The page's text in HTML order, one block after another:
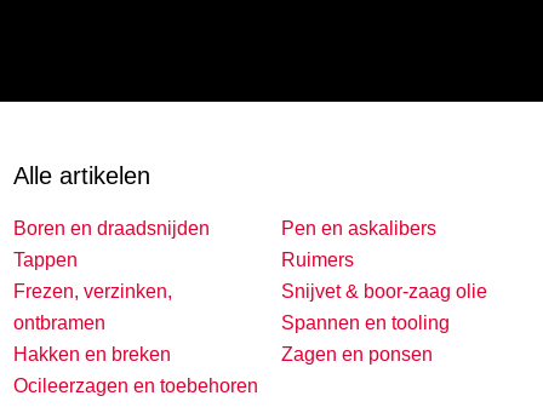
Alle artikelen
Boren en draadsnijden
Tappen
Frezen, verzinken,
ontbramen
Hakken en breken
Ocileerzagen en toebehoren
Pen en askalibers
Ruimers
Snijvet & boor-zaag olie
Spannen en tooling
Zagen en ponsen